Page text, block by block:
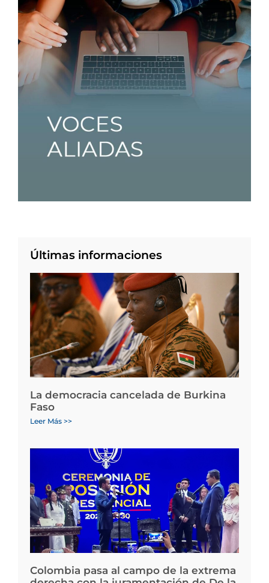
Últimas informaciones
La democracia cancelada de Burkina
Faso
Leer Más >>
Colombia pasa al campo de la extrema